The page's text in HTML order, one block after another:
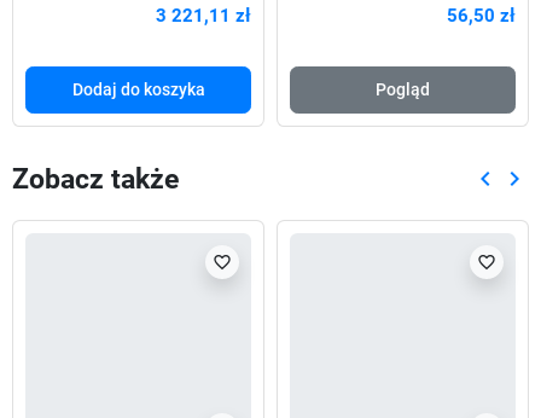
3 221,11 zł
Dodaj do koszyka
56,50 zł
Pogląd
Zobacz także keyboard_arrow_left keyboard_arrow_right
favorite_border favorite_border